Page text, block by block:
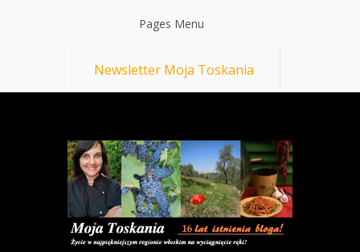
Pages Menu
Newsletter Moja Toskania